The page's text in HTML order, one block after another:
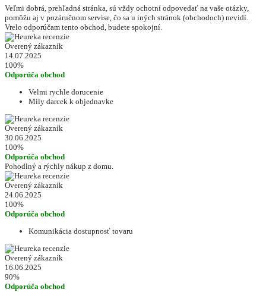
Veľmi dobrá, prehľadná stránka, sú vždy ochotní odpovedať na vaše otázky,
pomôžu aj v pozáručnom servise, čo sa u iných stránok (obchodoch) nevidí.
Vrelo odporúčam tento obchod, budete spokojní.
Overený zákazník
14.07.2025
100%
Odporúča obchod
Velmi rychle dorucenie
Mily darcek k objednavke
Overený zákazník
30.06.2025
100%
Odporúča obchod
Pohodlný a rýchly nákup z domu.
Overený zákazník
24.06.2025
100%
Odporúča obchod
Komunikácia dostupnosť tovaru
Overený zákazník
16.06.2025
90%
Odporúča obchod